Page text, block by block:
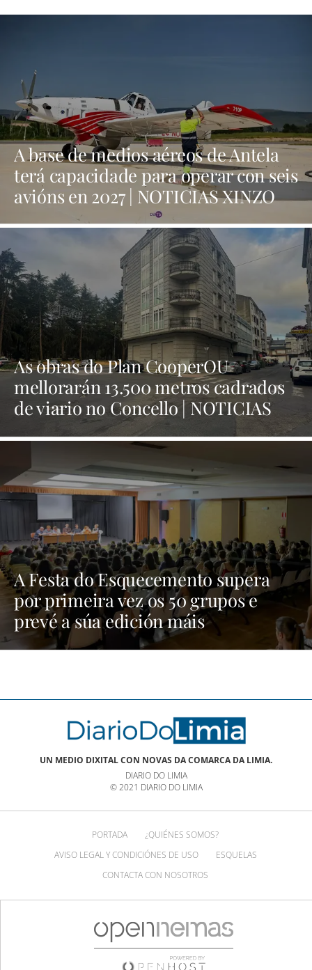
A base de medios aéreos de Antela
terá capacidade para operar con seis
avións en 2027 | NOTICIAS XINZO
As obras do Plan CooperOU
mellorarán 13.500 metros cadrados
de viario no Concello | NOTICIAS
A Festa do Esquecemento supera
por primeira vez os 50 grupos e
prevé a súa edición máis
multitudinaria | NOTICIAS XINZO
UN MEDIO DIXITAL CON NOVAS DA COMARCA DA LIMIA.
DIARIO DO LIMIA
© 2021 DIARIO DO LIMIA
PORTADA
¿QUIÉNES SOMOS?
AVISO LEGAL Y CONDICIÓNES DE USO
ESQUELAS
CONTACTA CON NOSOTROS